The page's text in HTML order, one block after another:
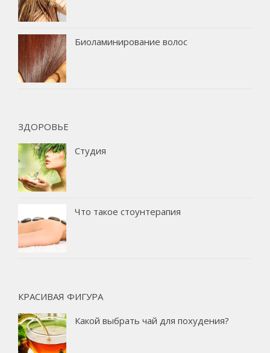
Биоламинирование волос
ЗДОРОВЬЕ
Студия
Что такое стоунтерапия
КРАСИВАЯ ФИГУРА
Какой выбрать чай для похудения?